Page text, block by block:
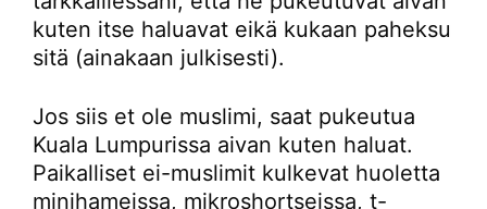
kuten itse haluavat eikä kukaan paheksu
sitä (ainakaan julkisesti).
Jos siis et ole muslimi, saat pukeutua
Kuala Lumpurissa aivan kuten haluat.
Paikalliset ei-muslimit kulkevat huoletta
minihameissa, mikroshortseissa, t-